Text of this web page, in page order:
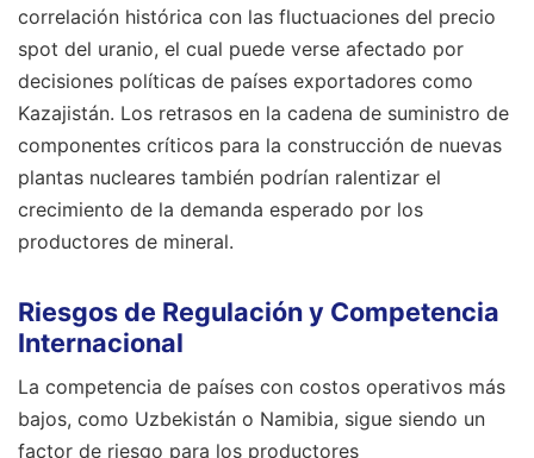
correlación histórica con las fluctuaciones del precio
spot del uranio, el cual puede verse afectado por
decisiones políticas de países exportadores como
Kazajistán. Los retrasos en la cadena de suministro de
componentes críticos para la construcción de nuevas
plantas nucleares también podrían ralentizar el
crecimiento de la demanda esperado por los
productores de mineral.
Riesgos de Regulación y Competencia
Internacional
La competencia de países con costos operativos más
bajos, como Uzbekistán o Namibia, sigue siendo un
factor de riesgo para los productores